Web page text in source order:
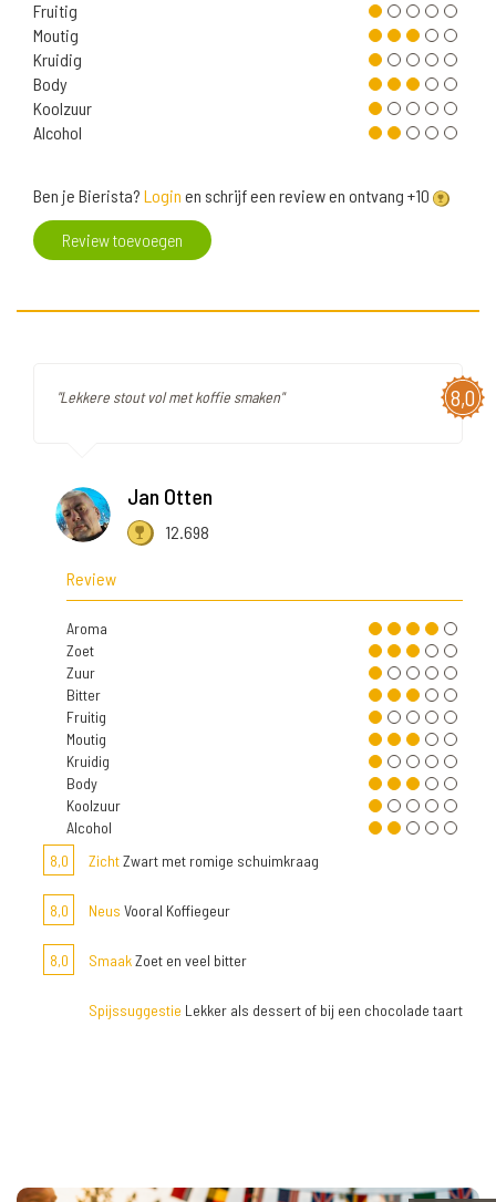
Fruitig
Moutig
Kruidig
Body
Koolzuur
Alcohol
Ben je Bierista? Login en schrijf een review en ontvang +10
Review toevoegen
8,0
"Lekkere stout vol met koffie smaken"
Jan Otten
12.698
Review
Aroma
Zoet
Zuur
Bitter
Fruitig
Moutig
Kruidig
Body
Koolzuur
Alcohol
8,0
ZichtZwart met romige schuimkraag
8,0 Neus Vooral Koffiegeur
8,0 SmaakZoet en veel bitter
Spijssuggestie Lekker als dessert of bij een chocolade taart